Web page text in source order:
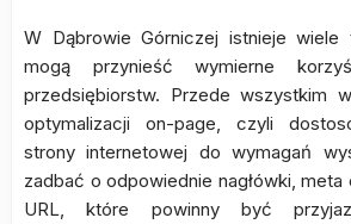
W Dąbrowie Górniczej istnieje wiele
mogą przynieść wymierne
przedsiębiorstw. Przede wszystkim
optymalizacji on-page, czyli
strony internetowej do wymagań
zadbać o odpowiednie nagłówki,
URL, które powinny być